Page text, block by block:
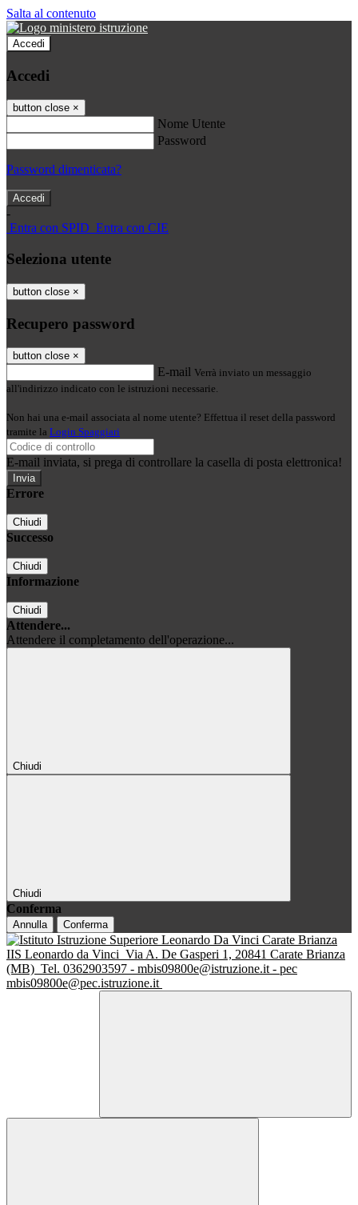
Salta al contenuto
Accedi
Accedi
button close ×
Nome Utente
Password
Password dimenticata?
-
Entra con SPID Entra con CIE
Seleziona utente
button close ×
Recupero password
button close ×
E-mail Verrà inviato un messaggio
all'indirizzo indicato con le istruzioni necessarie.
Non hai una e-mail associata al nome utente? Effettua il reset della password
tramite la Login Spaggiari
E-mail inviata, si prega di controllare la casella di posta elettronica!
Errore
Chiudi
Successo
Chiudi
Informazione
Chiudi
Attendere...
Attendere il completamento dell'operazione...
Chiudi
Chiudi
Conferma
Annulla Conferma
IIS Leonardo da Vinci Via A. De Gasperi 1, 20841 Carate Brianza
(MB) Tel. 0362903597 - mbis09800e@istruzione.it - pec
mbis09800e@pec.istruzione.it